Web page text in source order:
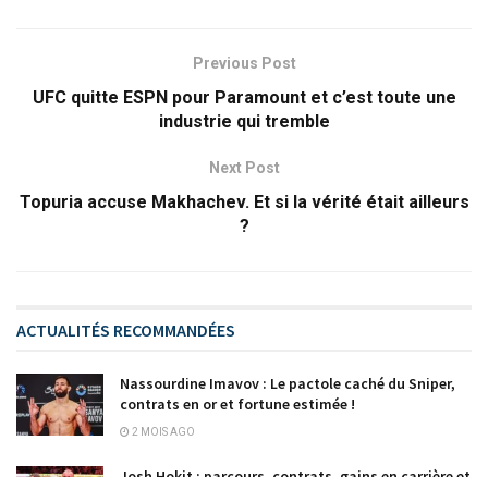
Previous Post
UFC quitte ESPN pour Paramount et c’est toute une
industrie qui tremble
Next Post
Topuria accuse Makhachev. Et si la vérité était ailleurs
?
ACTUALITÉS RECOMMANDÉES
Nassourdine Imavov : Le pactole caché du Sniper,
contrats en or et fortune estimée !
2 MOIS AGO